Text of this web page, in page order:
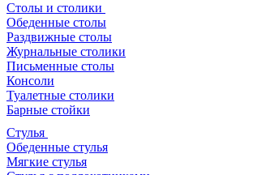
Столы и столики
Обеденные столы
Раздвижные столы
Журнальные столики
Письменные столы
Консоли
Туалетные столики
Барные стойки
Стулья
Обеденные стулья
Мягкие стулья